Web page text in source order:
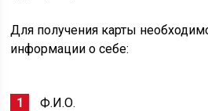
Для получения карты
информации о себе:
Ф.И.О.